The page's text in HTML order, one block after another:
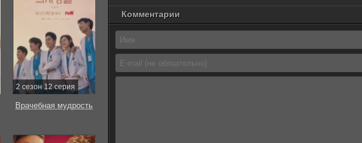
Комментарии
2 сезон 12 серия
Врачебная мудрость